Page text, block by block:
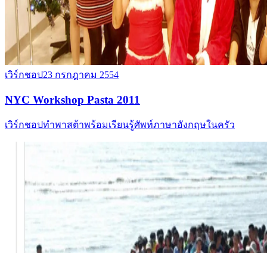
เวิร์กชอป23 กรกฎาคม 2554
NYC Workshop Pasta 2011
เวิร์กชอปทำพาสต้าพร้อมเรียนรู้ศัพท์ภาษาอังกฤษในครัว